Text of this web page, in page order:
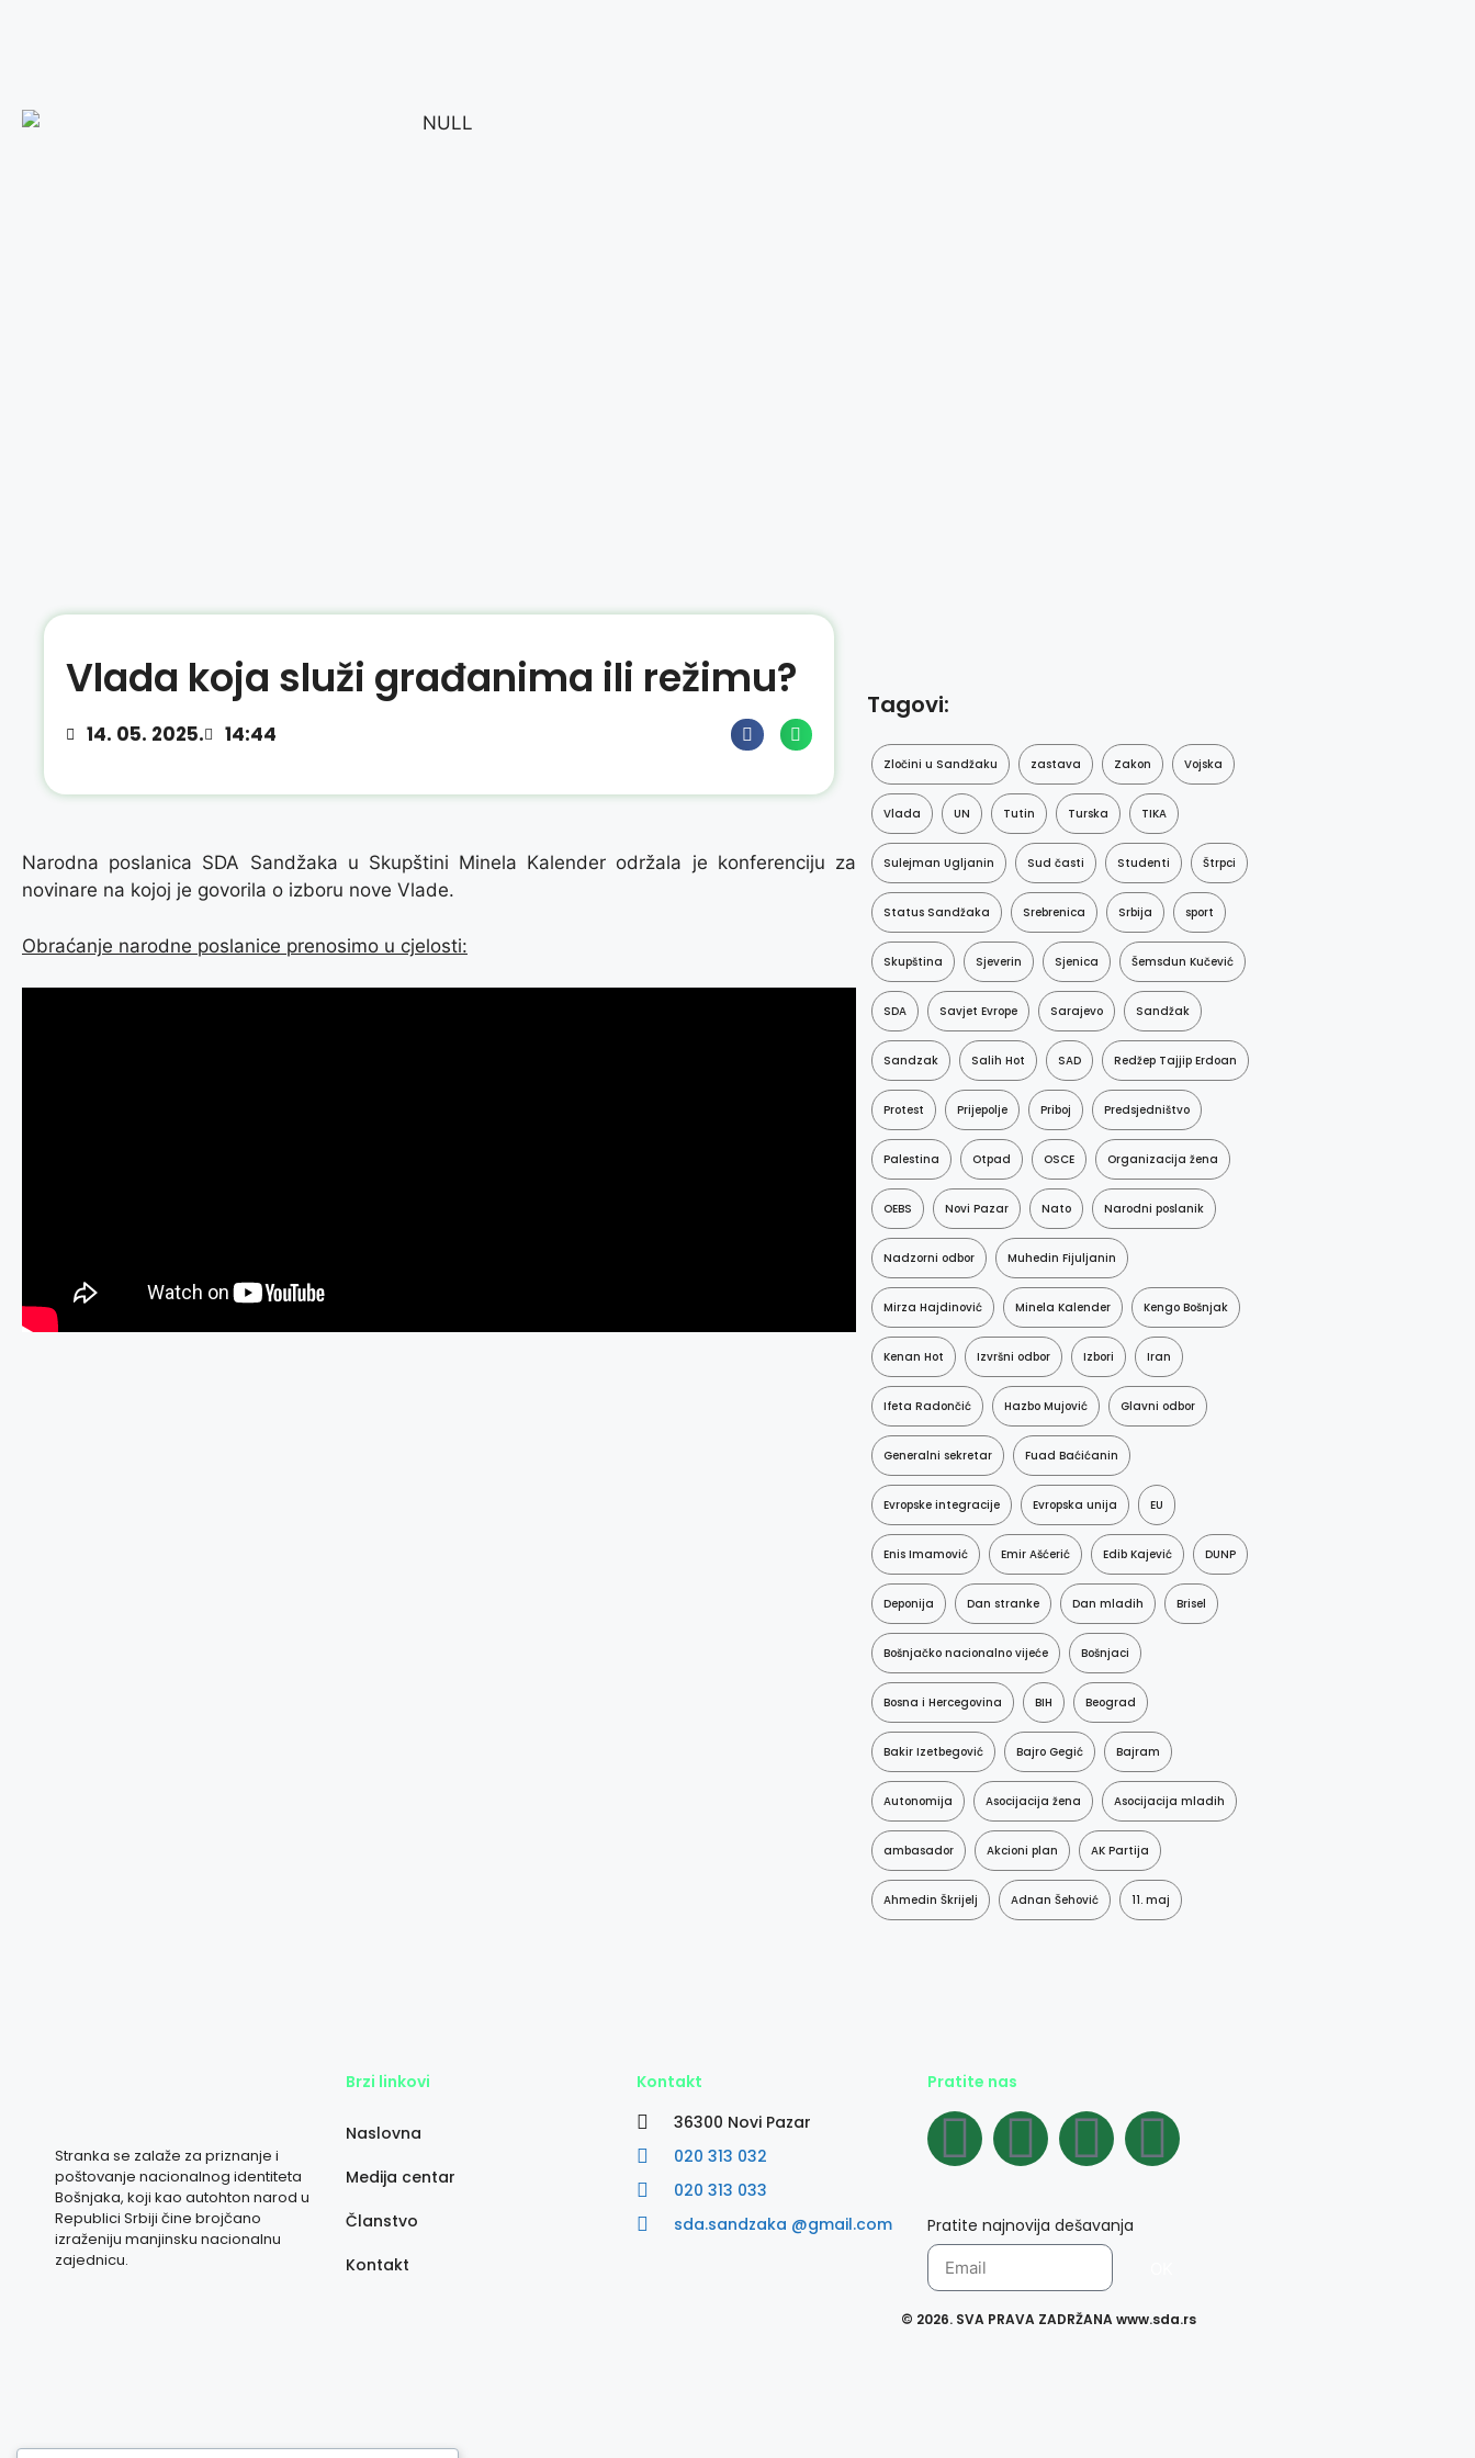
Vlada koja služi građanima ili režimu?
14. 05. 2025. 14:44
Narodna poslanica SDA Sandžaka u Skupštini Minela Kalender održala je konferenciju za
novinare na kojoj je govorila o izboru nove Vlade.
Obraćanje narodne poslanice prenosimo u cjelosti:
Tagovi:
Zločini u Sandžaku zastava Zakon Vojska
Vlada UN Tutin Turska TIKA
Sulejman Ugljanin Sud časti Studenti Štrpci
Status Sandžaka Srebrenica Srbija sport
Skupština Sjeverin Sjenica Šemsdun Kučević
SDA Savjet Evrope Sarajevo Sandžak
Sandzak Salih Hot SAD Redžep Tajjip Erdoan
Protest Prijepolje Priboj Predsjedništvo
Palestina Otpad OSCE Organizacija žena
OEBS Novi Pazar Nato Narodni poslanik
Nadzorni odbor Muhedin Fijuljanin
Mirza Hajdinović Minela Kalender Kengo Bošnjak
Kenan Hot Izvršni odbor Izbori Iran
Ifeta Radončić Hazbo Mujović Glavni odbor
Generalni sekretar Fuad Baćićanin
Evropske integracije Evropska unija EU
Enis Imamović Emir Ašćerić Edib Kajević DUNP
Deponija Dan stranke Dan mladih Brisel
Bošnjačko nacionalno vijeće Bošnjaci
Bosna i Hercegovina BIH Beograd
Bakir Izetbegović Bajro Gegić Bajram
Autonomija Asocijacija žena Asocijacija mladih
ambasador Akcioni plan AK Partija
Ahmedin Škrijelj Adnan Šehović 11. maj
Stranka se zalaže za priznanje i
poštovanje nacionalnog identiteta
Bošnjaka, koji kao autohton narod u
Republici Srbiji čine brojčano
izraženiju manjinsku nacionalnu
zajednicu.
Brzi linkovi
Naslovna
Medija centar
Članstvo
Kontakt
Kontakt
36300 Novi Pazar
020 313 032
020 313 033
sda.sandzaka @gmail.com
Pratite nas
Pratite najnovija dešavanja
© 2026. SVA PRAVA ZADRŽANA www.sda.rs